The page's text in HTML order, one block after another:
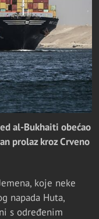
al-Bukhaiti obećao
prolaz kroz Crveno
koje neke
napada Huta,
s određenim